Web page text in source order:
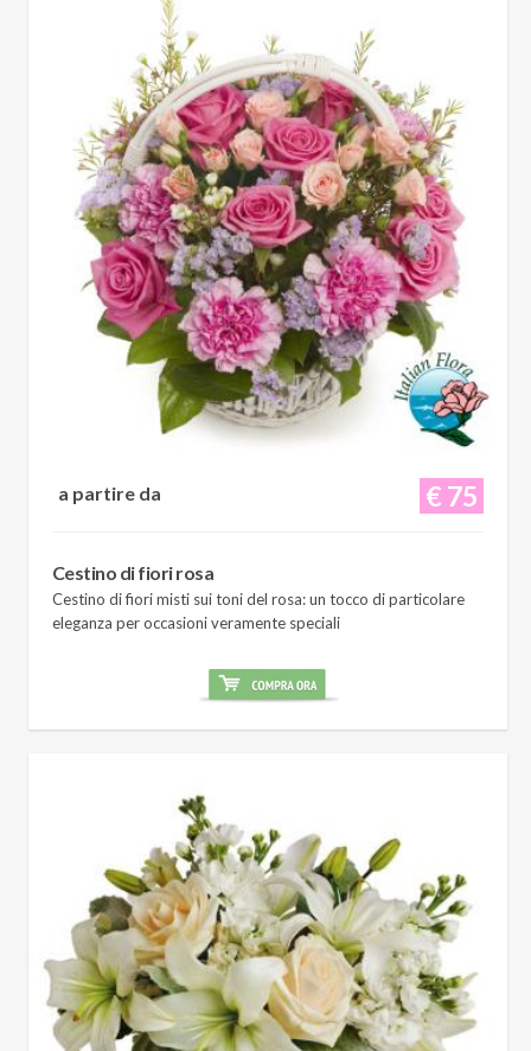
€ 75
a partire da
Cestino di fiori rosa
Cestino di fiori misti sui toni del rosa: un tocco di particolare
eleganza per occasioni veramente speciali